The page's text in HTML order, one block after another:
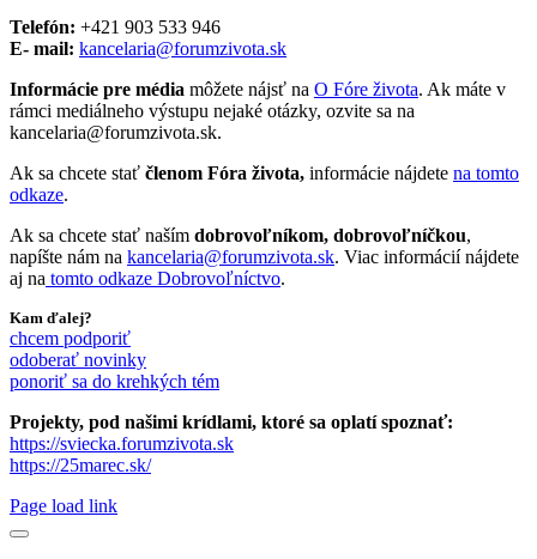
Telefón: +421 903 533 946
E- mail: kancelaria@forumzivota.sk
Informácie pre média môžete nájsť na O Fóre života. Ak máte v
rámci mediálneho výstupu nejaké otázky, ozvite sa na
kancelaria@forumzivota.sk.
Ak sa chcete stať členom Fóra života, informácie nájdete na tomto
odkaze.
Ak sa chcete stať naším dobrovoľníkom, dobrovoľníčkou,
napíšte nám na kancelaria@forumzivota.sk. Viac informácií nájdete
aj na tomto odkaze Dobrovoľníctvo.
Kam ďalej?
chcem podporiť
odoberať novinky
ponoriť sa do krehkých tém
Projekty, pod našimi krídlami, ktoré sa oplatí spoznať:
https://sviecka.forumzivota.sk
https://25marec.sk/
Page load link